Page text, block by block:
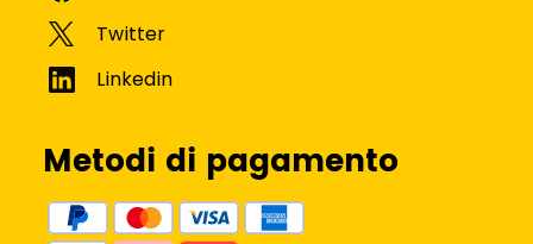
Metodi di pagamento